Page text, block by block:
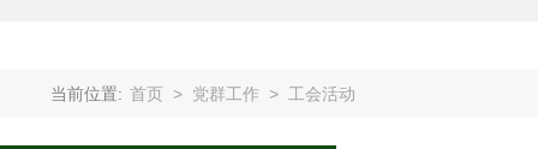
当前位置: 首页 > 党群工作 > 工会活动